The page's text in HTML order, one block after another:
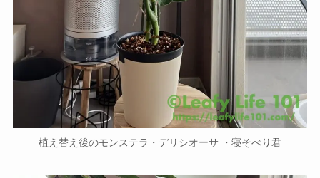
植え替え後のモンステラ・デリシオーサ ・寝そべり君